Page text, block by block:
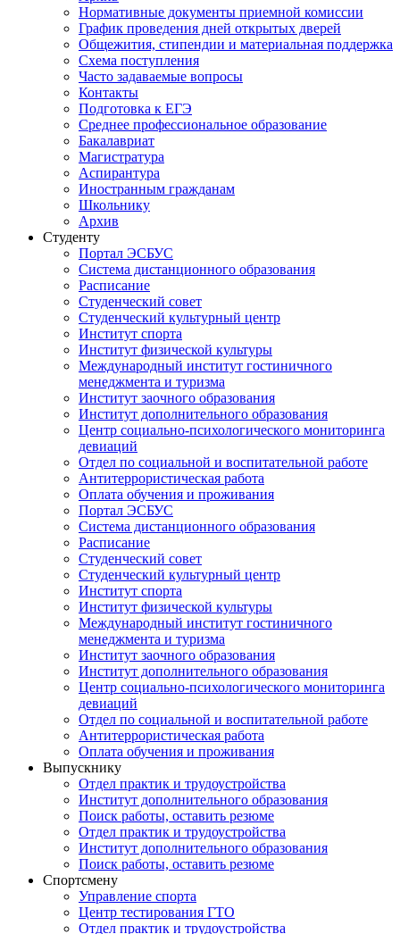
Нормативные документы приемной комиссии
График проведения дней открытых дверей
Общежития, стипендии и материальная поддержка
Схема поступления
Часто задаваемые вопросы
Контакты
Подготовка к ЕГЭ
Среднее профессиональное образование
Бакалавриат
Магистратура
Аспирантура
Иностранным гражданам
Школьнику
Архив
Студенту
Портал ЭСБУС
Система дистанционного образования
Расписание
Студенческий совет
Студенческий культурный центр
Институт спорта
Институт физической культуры
Международный институт гостиничного
менеджмента и туризма
Институт заочного образования
Институт дополнительного образования
Центр социально-психологического мониторинга
девиаций
Отдел по социальной и воспитательной работе
Антитеррористическая работа
Оплата обучения и проживания
Портал ЭСБУС
Система дистанционного образования
Расписание
Студенческий совет
Студенческий культурный центр
Институт спорта
Институт физической культуры
Международный институт гостиничного
менеджмента и туризма
Институт заочного образования
Институт дополнительного образования
Центр социально-психологического мониторинга
девиаций
Отдел по социальной и воспитательной работе
Антитеррористическая работа
Оплата обучения и проживания
Выпускнику
Отдел практик и трудоустройства
Институт дополнительного образования
Поиск работы, оставить резюме
Отдел практик и трудоустройства
Институт дополнительного образования
Поиск работы, оставить резюме
Спортсмену
Управление спорта
Центр тестирования ГТО
Отдел практик и трудоустройства